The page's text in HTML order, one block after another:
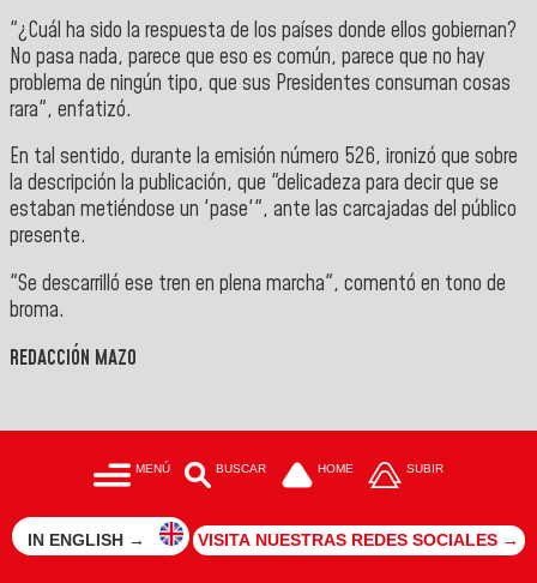
"¿Cuál ha sido la respuesta de los países donde ellos gobiernan?
No pasa nada, parece que eso es común, parece que no hay
problema de ningún tipo, que sus Presidentes consuman cosas
rara", enfatizó.
En tal sentido, durante la emisión número 526, ironizó que sobre
la descripción la publicación, que "delicadeza para decir que se
estaban metiéndose un 'pase'", ante las carcajadas del público
presente.
"Se descarrilló ese tren en plena marcha", comentó en tono de
broma.
REDACCIÓN MAZO
MENÚ BUSCAR HOME SUBIR
IN ENGLISH → VISITA NUESTRAS REDES SOCIALES →